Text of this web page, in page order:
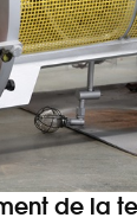
de la